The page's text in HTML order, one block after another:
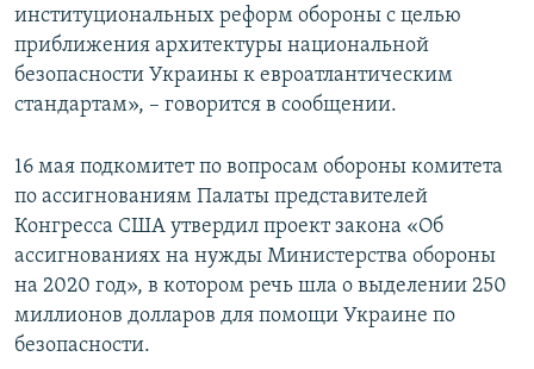
институциональных реформ обороны с целью
приближения архитектуры национальной
безопасности Украины к евроатлантическим
стандартам», – говорится в сообщении.
16 мая подкомитет по вопросам обороны комитета
по ассигнованиям Палаты представителей
Конгресса США утвердил проект закона «Об
ассигнованиях на нужды Министерства обороны
на 2020 год», в котором речь шла о выделении 250
миллионов долларов для помощи Украине по
безопасности.